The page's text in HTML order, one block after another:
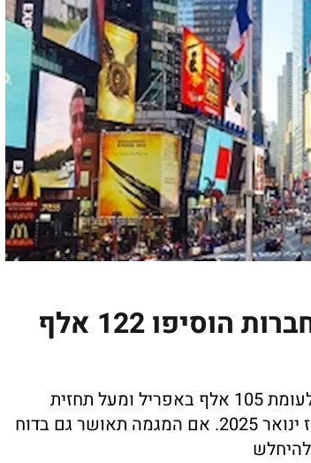
שוק העבודה בארה״ב מתחזק: החברות הוסיפו 122 אלף
המגזר הפרטי בארה״ב הוסיף במאי 122 אלף משרות, לעומת 105 אלף באפריל ומעל תחזית
הכלכלנים ל-120 אלף. זהו קצב הגיוס הגבוה ביותר מאז ינואר 2025. אם המגמה תאושר גם בדוח